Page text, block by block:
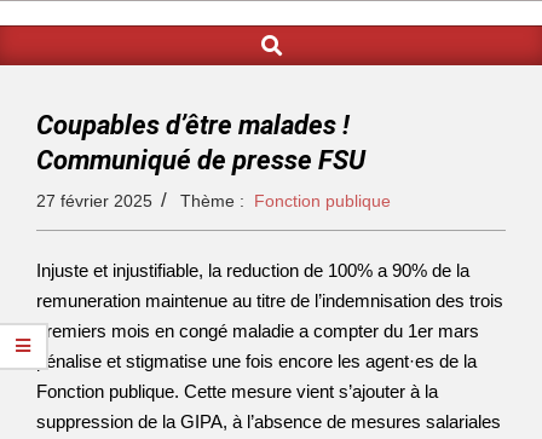
Coupables d’être malades !
Communiqué de presse FSU
27 février 2025 Thème : Fonction publique
Injuste et injustifiable, la reduction de 100% a 90% de la
remuneration maintenue au titre de l’indemnisation des trois
premiers mois en congé maladie a compter du 1er mars
pénalise et stigmatise une fois encore les agent·es de la
Fonction publique. Cette mesure vient s’ajouter à la
suppression de la GIPA, à l’absence de mesures salariales